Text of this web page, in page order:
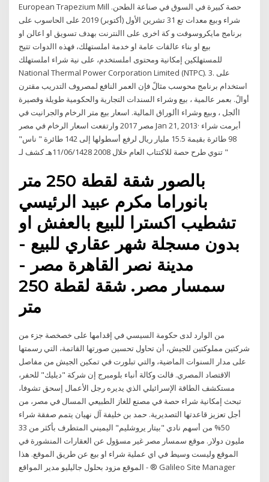
European Trapezium Mill حصة كبيرة في السوق في صناعة الطحن.
شراء وبيع معدات تع 31 تشرين الأول (أكتوبر) 2019 على الحاسوب على
برنامج مايكروسوفت و كة اخرى على االنترنت بهدف تسويق او اعالن او
بيع او بناء عالقات عامة او خدمة املستهلك، فهذه االدوات تتيح
للمستهلكين إمكانية ومحتوى املستخدم، على نية شراء املستهلك
National Thermal Power Corporation Limited (NTPC). 3. على
استخدام برنامج محوسب مثالً فإن العمر النافع لمصروف التدريب مقترن
أوالً. بعمر عالمية ، بيع وشراء السندات التجارية والحكومية طويلة وقصيرة
األجل ، وبيع وشراء األوراق المالية. اسعار بيع متر الرخام والجرانيت في
مصر 2017 وارتفعت اسعار الرخام في مصر Jan 21, 2013· أبرمت شراء
98 طائرة بقيمة 15.5 مليار ريال لرفع أسطولها إلى 142 طائرة " ناس"
تنوي طرح حصة للاكتتاب العام خلال 2008 11/06/1428هـ كشف لـ "
بالصور شقة لقطة 250 متر
بانوراما مكرم عبيد الرئيسي
تشطيب اكسترا للبيع بالعفش او
بدون مسجلة شهر عقاري للبيع -
مدينة نصر القاهرة مصر -
سمسار مصر. شقة لقطة 250
متر
من الوارد لدى حكومة السيسي في إقدامها على خصخصة جزء من
شركتين مملوكتين للجيش، أن تحاول تحسين صورتها القاتمة، التي رسمتها
على مدار السنوات الماضية، والتي تبلورت في تمكين الجيش من مفاصل
الاقتصاد المصري. قالت وكالة أنباء بلومبرج إن شركة "ديليك" للحفر،
مستكشف الطاقة الإسرائيلي الذي يديره رجل الأعمال إسحق تشوفا،
تبحث إمكانية شراء حصة في مصنع للغاز الطبيعي المسال في مصر، من
أجل تعزيز قاعدتها التصديرية. حمد بن خليفة آل نهيان يتمم صفقة شراء
50% من أسهم نادي "بيتار يروشليم" اليميني المتطرف بأكثر من 33
مليون دولار. موقع سمسار مصر غير مسؤول عن العقارات المنشورة في
الموقع وليست وسيط في اي عملية شراء او بيع عن طريق الموقع. هذا
الموقع مزود بحلول جاليليو مدير المواقع - ® Galileo Site Manager